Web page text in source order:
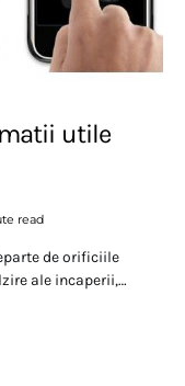
utile
read
de orificiile
ale incaperii,…